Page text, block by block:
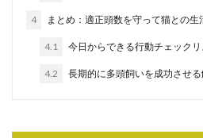
4 まとめ：適正頭数を守って猫との生
4.1 今日からできる行動チェックリ
4.2 長期的に多頭飼いを成功させる